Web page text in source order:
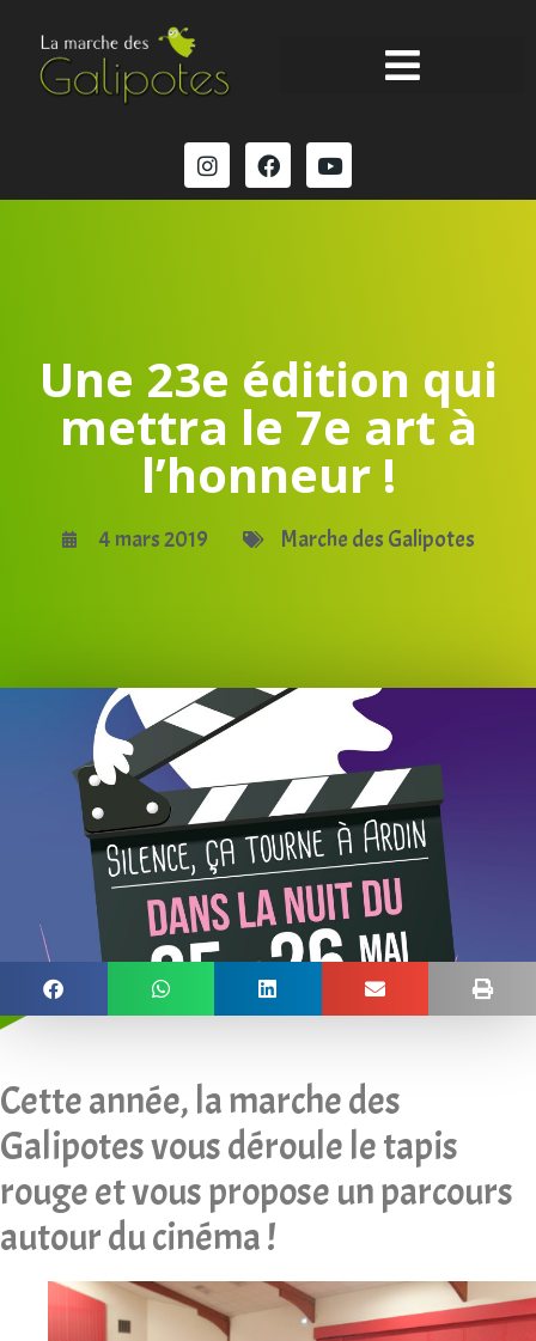
Une 23e édition qui
mettra le 7e art à
l’honneur !
4 mars 2019 Marche des Galipotes
Cette année, la marche des
Galipotes vous déroule le tapis
rouge et vous propose un parcours
autour du cinéma !